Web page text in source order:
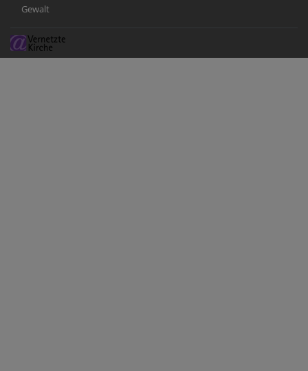
Gewalt